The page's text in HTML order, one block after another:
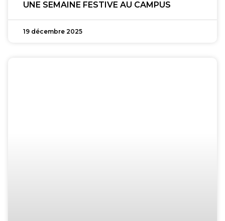
UNE SEMAINE FESTIVE AU CAMPUS
19 décembre 2025